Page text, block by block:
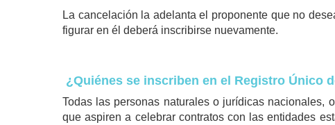
La cancelación la adelanta el proponente que no
figurar en él deberá inscribirse nuevamente.
¿Quiénes se inscriben en el Registro Único
Todas las personas naturales o jurídicas nacionales,
que aspiren a celebrar contratos con las entidades